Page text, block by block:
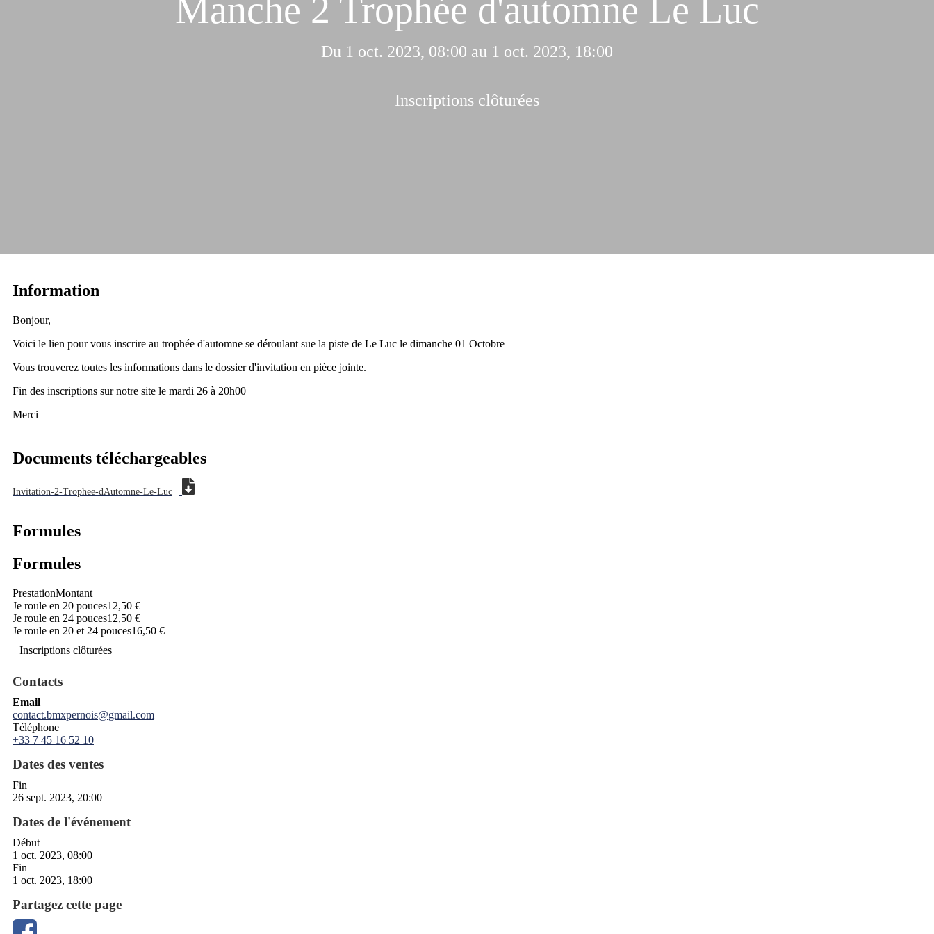
Manche 2 Trophée d'automne Le Luc
Du 1 oct. 2023, 08:00 au 1 oct. 2023, 18:00
Inscriptions clôturées
Information
Bonjour,
Voici le lien pour vous inscrire au trophée d'automne se déroulant sue la piste de Le Luc le dimanche 01 Octobre
Vous trouverez toutes les informations dans le dossier d'invitation en pièce jointe.
Fin des inscriptions sur notre site le mardi 26 à 20h00
Merci
Documents téléchargeables
Invitation-2-Trophee-dAutomne-Le-Luc
Formules
Formules
PrestationMontant
Je roule en 20 pouces12,50 €
Je roule en 24 pouces12,50 €
Je roule en 20 et 24 pouces16,50 €
Inscriptions clôturées
Contacts
Email
contact.bmxpernois@gmail.com
Téléphone
+33 7 45 16 52 10
Dates des ventes
Fin
26 sept. 2023, 20:00
Dates de l'événement
Début
1 oct. 2023, 08:00
Fin
1 oct. 2023, 18:00
Partagez cette page